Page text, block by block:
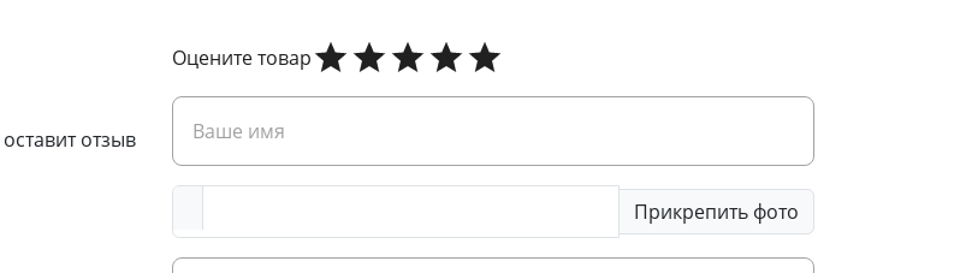
отзыв
Оцените товар
Прикрепить фото